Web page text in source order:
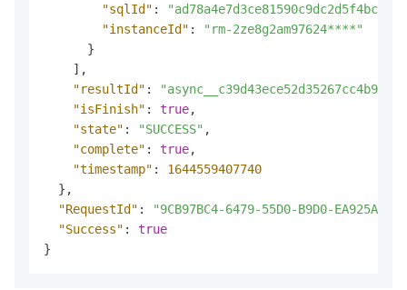
"sqlId" :
"instanceId" :
"rm-2ze8g2am97624****"
}
] ,
"resultId" :
"isFinish" : true,
"state" : "SUCCESS" ,
"complete" : true,
"timestamp" :
1644559407740
} ,
"RequestId" :
"9CB97BC4-6479-55D0-B9D0-
"Success" :
true
}